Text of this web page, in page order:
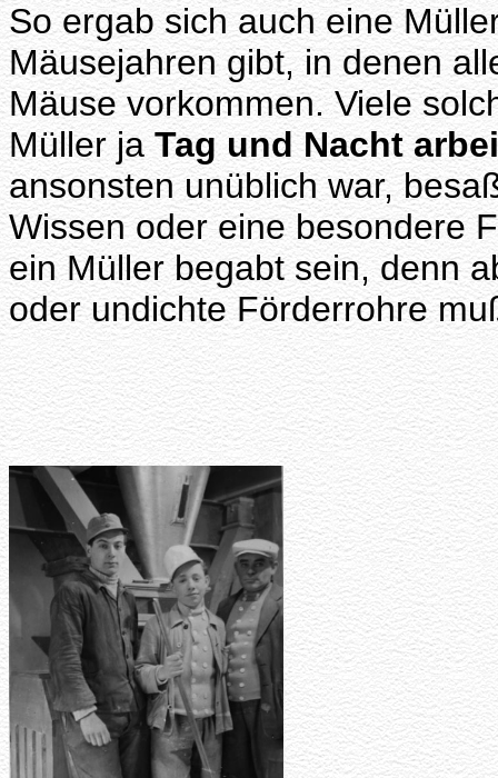
So ergab sich auch eine
Mäusejahren gibt, in denen
Mäuse vorkommen. Viele
Müller ja Tag und Nacht
ansonsten unüblich war,
Wissen oder eine besondere
ein Müller begabt sein, denn
oder undichte Förderrohre